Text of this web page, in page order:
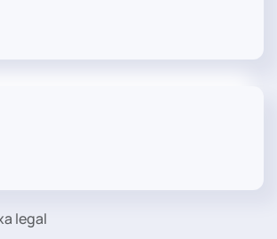
legal